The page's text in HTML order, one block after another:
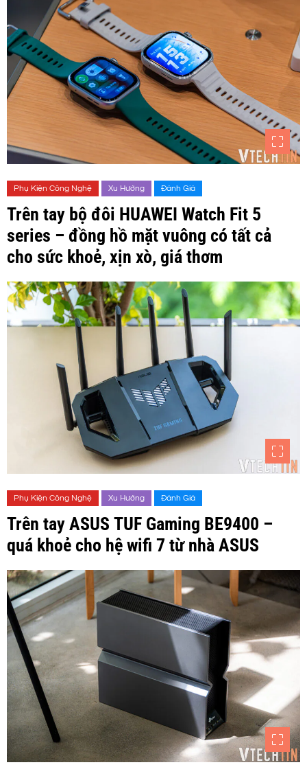
Phụ Kiện Công Nghệ Xu Hướng Đánh Giá
Trên tay bộ đôi HUAWEI Watch Fit 5
series – đồng hồ mặt vuông có tất cả
cho sức khoẻ, xịn xò, giá thơm
Phụ Kiện Công Nghệ Xu Hướng Đánh Giá
Trên tay ASUS TUF Gaming BE9400 –
quá khoẻ cho hệ wifi 7 từ nhà ASUS